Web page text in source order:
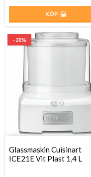
KÖP
- 20%
Glassmaskin Cuisinart
ICE21E Vit Plast 1,4 L